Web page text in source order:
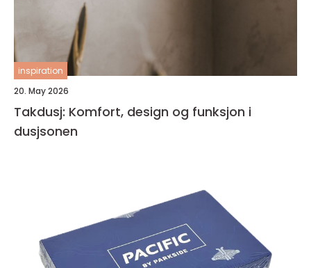
inspiration
20. May 2026
Takdusj: Komfort, design og funksjon i
dusjsonen